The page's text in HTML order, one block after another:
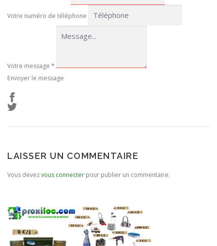
Votre numéro de téléphone
Votre message *
Envoyer le message
LAISSER UN COMMENTAIRE
Vous devezvous connecter pour publier un commentaire.